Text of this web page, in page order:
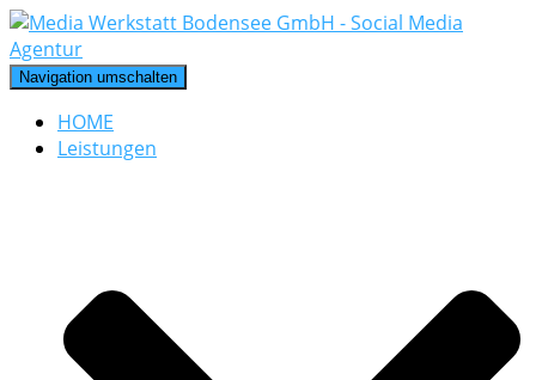
Navigation umschalten
HOME
Leistungen